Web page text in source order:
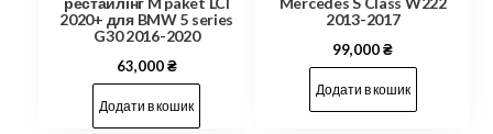
2020+ для BMW 5 series
G30 2016-2020
63,000₴
Додати в кошик
2013-2017
99,000₴
Додати в кошик